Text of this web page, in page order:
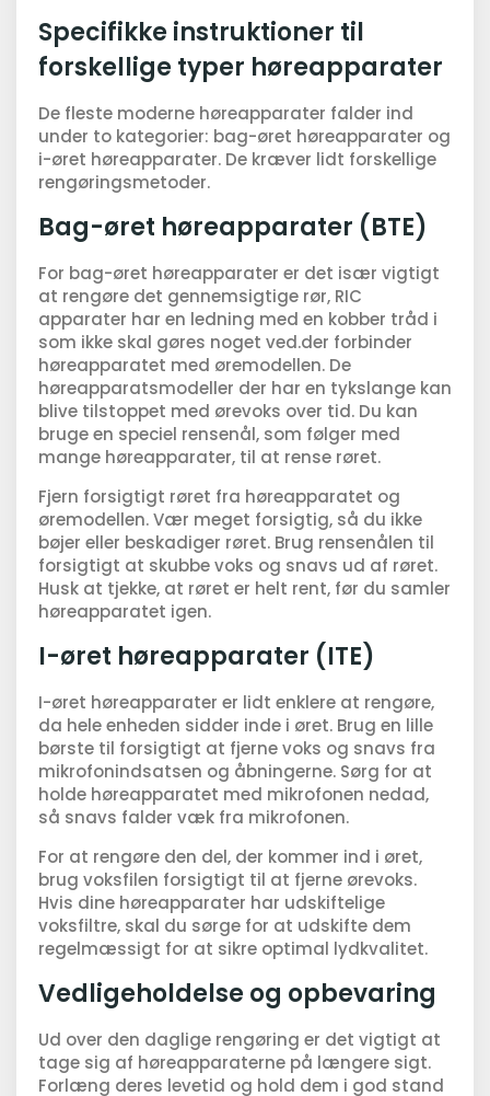
Specifikke instruktioner til
forskellige typer høreapparater
De fleste moderne høreapparater falder ind
under to kategorier: bag-øret høreapparater og
i-øret høreapparater. De kræver lidt forskellige
rengøringsmetoder.
Bag-øret høreapparater (BTE)
For bag-øret høreapparater er det især vigtigt
at rengøre det gennemsigtige rør, RIC
apparater har en ledning med en kobber tråd i
som ikke skal gøres noget ved.der forbinder
høreapparatet med øremodellen. De
høreapparatsmodeller der har en tykslange kan
blive tilstoppet med ørevoks over tid. Du kan
bruge en speciel rensenål, som følger med
mange høreapparater, til at rense røret.
Fjern forsigtigt røret fra høreapparatet og
øremodellen. Vær meget forsigtig, så du ikke
bøjer eller beskadiger røret. Brug rensenålen til
forsigtigt at skubbe voks og snavs ud af røret.
Husk at tjekke, at røret er helt rent, før du samler
høreapparatet igen.
I-øret høreapparater (ITE)
I-øret høreapparater er lidt enklere at rengøre,
da hele enheden sidder inde i øret. Brug en lille
børste til forsigtigt at fjerne voks og snavs fra
mikrofonindsatsen og åbningerne. Sørg for at
holde høreapparatet med mikrofonen nedad,
så snavs falder væk fra mikrofonen.
For at rengøre den del, der kommer ind i øret,
brug voksfilen forsigtigt til at fjerne ørevoks.
Hvis dine høreapparater har udskiftelige
voksfiltre, skal du sørge for at udskifte dem
regelmæssigt for at sikre optimal lydkvalitet.
Vedligeholdelse og opbevaring
Ud over den daglige rengøring er det vigtigt at
tage sig af høreapparaterne på længere sigt.
Forlæng deres levetid og hold dem i god stand